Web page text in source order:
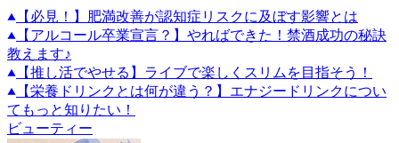
【必見！】肥満改善が認知症リスクに及ぼす影響とは
【アルコール卒業宣言？】やればできた！禁酒成功の秘訣
教えます♪
【推し活でやせる】ライブで楽しくスリムを目指そう！
【栄養ドリンクとは何が違う？】エナジードリンクについ
てもっと知りたい！
ビューティー